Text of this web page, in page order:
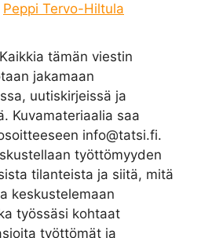
Peppi Tervo-Hiltula
tämän viestin
jakamaan
uutiskirjeissä ja
Kuvamateriaalia saa
info@tatsi.fi.
työttömyyden
tilanteista ja siitä, mitä
keskustelemaan
työssäsi kohtaat
työttömät ja